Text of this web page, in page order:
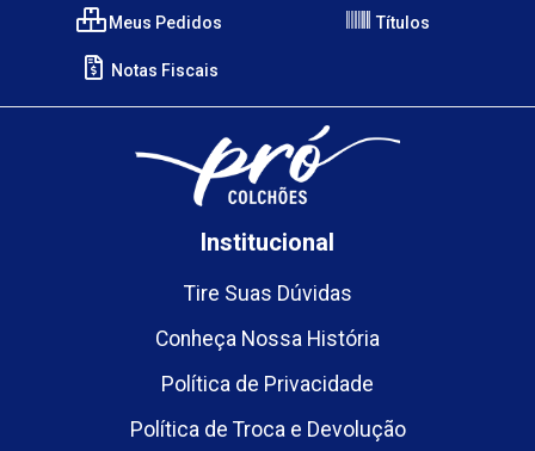
Meus Pedidos Títulos
Notas Fiscais
Institucional
Tire Suas Dúvidas
Conheça Nossa História
Política de Privacidade
Política de Troca e Devolução